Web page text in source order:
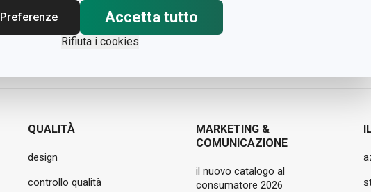
Preferenze
Accetta tutto
Rifiuta i cookies
QUALITÀ
design
controllo qualità
MARKETING &
COMUNICAZIONE
il nuovo catalogo al
consumatore 2026